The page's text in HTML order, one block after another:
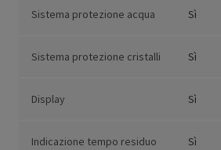
Sistema protezione acqua Sì
Sistema protezione cristalli Sì
Display Sì
Indicazione tempo residuo Sì